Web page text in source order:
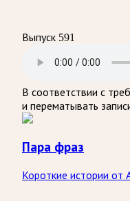
Выпуск 591
В соответствии с
и перематывать
Пара фраз
Короткие истории от